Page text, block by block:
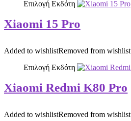
Επιλογή Εκδότη
Xiaomi 15 Pro
Added to wishlistRemoved from wishlist
Επιλογή Εκδότη
Xiaomi Redmi K80 Pro
Added to wishlistRemoved from wishlist